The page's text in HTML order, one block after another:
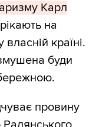
Карл
на
країні.
буди
провину